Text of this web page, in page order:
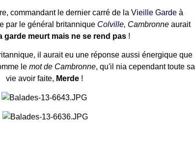
commandant le dernier carré de la Vieille Garde à
par le général britannique Colville, Cambronne aurait
garde meurt mais ne se rend pas !
il aurait eu une réponse aussi énergique que
le mot de Cambronne, qu'il nia cependant toute sa
vie avoir faite, Merde!